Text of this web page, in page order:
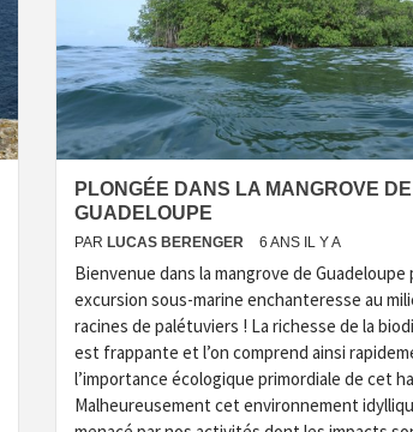
PLONGÉE DANS LA MANGROVE DE
GUADELOUPE
PAR LUCAS BERENGER 6 ANS IL Y A
Bienvenue dans la mangrove de Guadeloupe
excursion sous-marine enchanteresse au
racines de palétuviers ! La richesse de la
est frappante et l’on comprend ainsi
l’importance écologique primordiale de cet
Malheureusement cet environnement